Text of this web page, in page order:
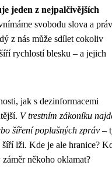
jeden z nejpalčivějších
svobodu slova a
z nás může sdílet cokoliv
rychlostí blesku – a jejich
jak s dezinformacemi
V trestním zákoníku
šíření poplašných zpráv –
lži. Kde je ale hranice?
někoho oklamat?